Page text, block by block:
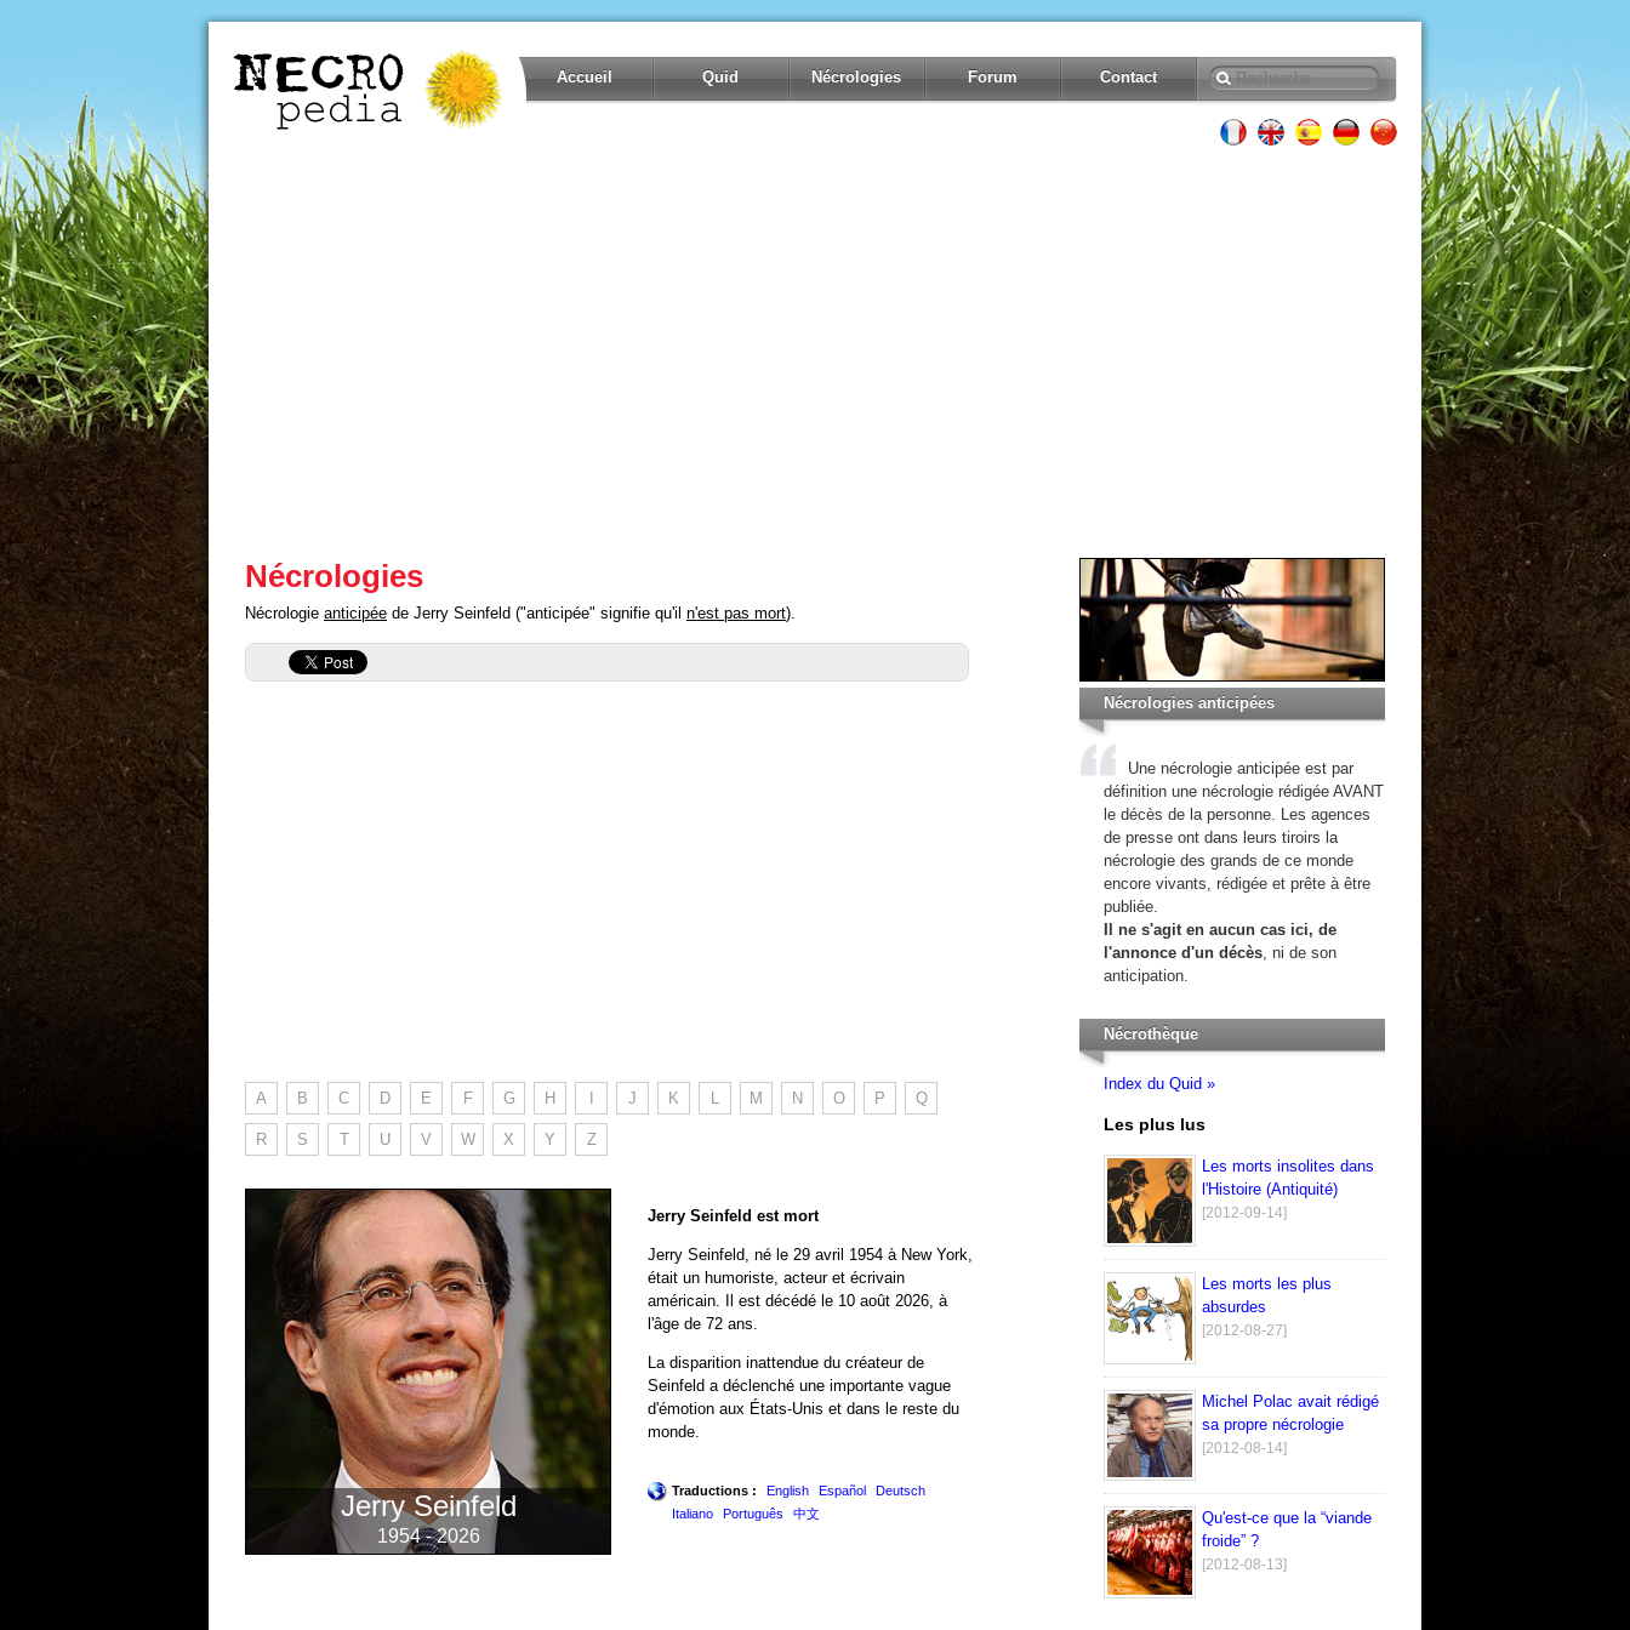
Accueil Quid Nécrologies Forum Contact
Nécrologies
Nécrologie anticipée de Jerry Seinfeld ("anticipée" signifie qu'il n'est pas mort).
A B C D E F G H J K L M N O P Q
R S T U V W X Y Z
Jerry Seinfeld
1954 - 2026
Jerry Seinfeld est mort
Jerry Seinfeld, né le 29 avril 1954 à New York,
était un humoriste, acteur et écrivain
américain. Il est décédé le 10 août 2026, à
l'âge de 72 ans.
La disparition inattendue du créateur de
Seinfeld a déclenché une importante vague
d'émotion aux États-Unis et dans le reste du
monde.
Traductions : English Español
Deutsch
Italiano
Português 中文
Nécrologies anticipées
Une nécrologie anticipée est par
définition une nécrologie rédigée AVANT
le décès de la personne. Les agences
de presse ont dans leurs tiroirs la
nécrologie des grands de ce monde
encore vivants, rédigée et prête à être
publiée.
Il ne s'agit en aucun cas ici, de
l'annonce d'un décès, ni de son
anticipation.
Nécrothèque
Index du Quid »
Les plus lus
Les morts insolites dans
l'Histoire (Antiquité)
[2012-09-14]
Les morts les plus
absurdes
[2012-08-27]
Michel Polac avait rédigé
sa propre nécrologie
[2012-08-14]
Qu'est-ce que la “viande
froide” ?
[2012-08-13]